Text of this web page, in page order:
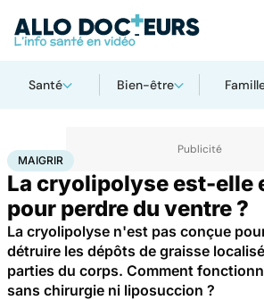
Santé Bien-être
AccueilBien-être
MAIGRIR
La cryolipolyse est-elle
pour perdre du ventre ?
La cryolipolyse n'est pas conçue
détruire les dépôts de graisse
parties du corps. Comment
sans chirurgie ni liposuccion ?